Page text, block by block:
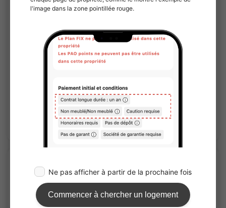
1/3
(Immeuble insonorisé) Sinfonia Ryogoku
5Etages
Voir les détails